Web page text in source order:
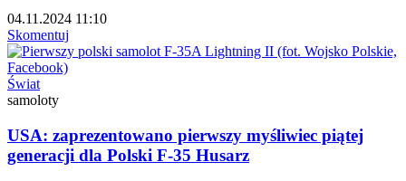
04.11.2024 11:10
Skomentuj
Świat
samoloty
USA: zaprezentowano pierwszy myśliwiec piątej
generacji dla Polski F-35 Husarz